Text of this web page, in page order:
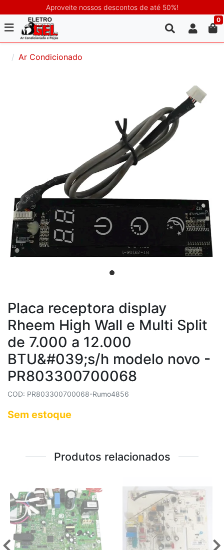
Aproveite nossos descontos de até 50%!
0
Ar Condicionado
Placa receptora display
Rheem High Wall e Multi Split
de 7.000 a 12.000
BTU&#039;s/h modelo novo -
PR803300700068
COD: PR803300700068-Rumo4856
Sem estoque
Produtos relacionados